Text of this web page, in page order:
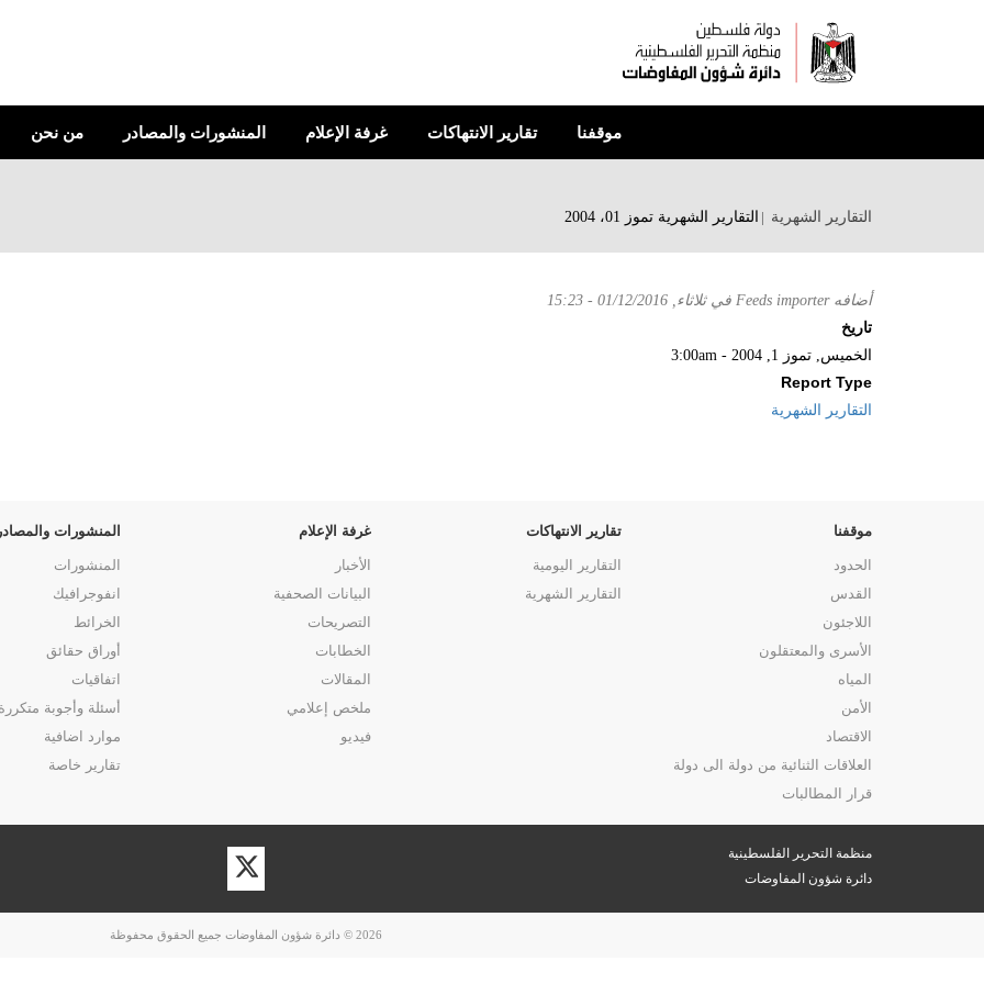
موقفنا تقارير الانتهاكات غرفة الإعلام المنشورات والمصادر من نحن
التقارير الشهرية التقارير الشهرية تموز 01، 2004
أضافهFeeds importer فيثلاثاء, 01/12/2016 - 15:23
تاريخ
الخميس, تموز 1, 2004 - 3:00am
Report Type
التقارير الشهرية
موقفنا
الحدود
القدس
اللاجئون
الأسرى والمعتقلون
المياه
الأمن
الاقتصاد
العلاقات الثنائية من دولة الى دولة
قرار المطالبات
تقارير الانتهاكات
التقارير اليومية
التقارير الشهرية
غرفة الإعلام
الأخبار
البيانات الصحفية
التصريحات
الخطابات
المقالات
ملخص إعلامي
فيديو
المنشورات والمصادر
المنشورات
انفوجرافيك
الخرائط
أوراق حقائق
اتفاقيات
أسئلة وأجوبة متكررة
موارد اضافية
تقارير خاصة
منظمة التحرير الفلسطينية
دائرة شؤون المفاوضات
زيارة
حسابنا
على
2026 © دائرة شؤون المفاوضات جميع الحقوق محفوظة